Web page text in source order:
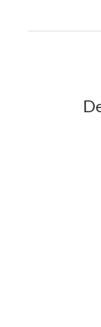
janela)